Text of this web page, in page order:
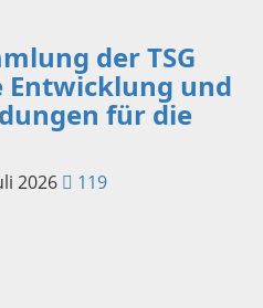
der TSG
Entwicklung und
für die
2026 119